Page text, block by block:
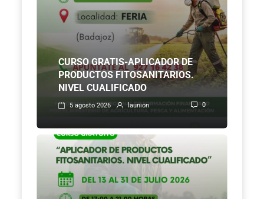
CURSO GRATIS-APLICADOR DE
PRODUCTOS FITOSANITARIOS.
NIVEL CUALIFICADO
5 agosto 2026 launion 0